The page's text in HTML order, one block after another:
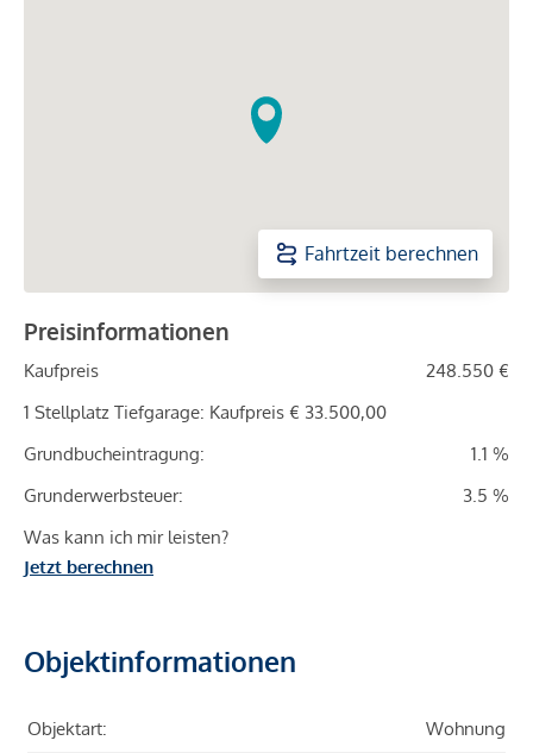
Fahrtzeit berechnen
Preisinformationen
Kaufpreis
248.550 €
1 Stellplatz Tiefgarage: Kaufpreis € 33.500,00
Grundbucheintragung:
1.1 %
Grunderwerbsteuer:
3.5 %
Was kann ich mir leisten?
Jetzt berechnen
Objektinformationen
Objektart: Wohnung